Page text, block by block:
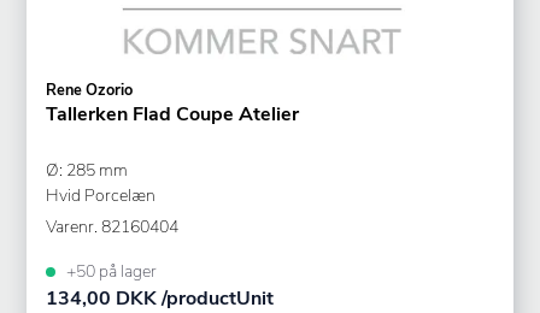
Rene Ozorio
Tallerken Flad Coupe Atelier
Ø: 285 mm
Hvid Porcelæn
Varenr. 82160404
+50 på lager
134,00 DKK /productUnit